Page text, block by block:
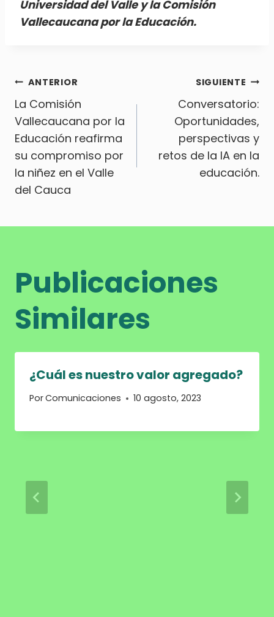
Universidad del Valle y la Comisión
Vallecaucana por la Educación.
Navegación
de
entradas
ANTERIOR
La Comisión
Vallecaucana por la
Educación reafirma
su compromiso por
la niñez en el Valle
del Cauca
SIGUIENTE
Conversatorio:
Oportunidades,
perspectivas y
retos de la IA en la
educación.
Publicaciones
Similares
¿Cuál es nuestro valor agregado?
PorComunicaciones 10 agosto, 2023